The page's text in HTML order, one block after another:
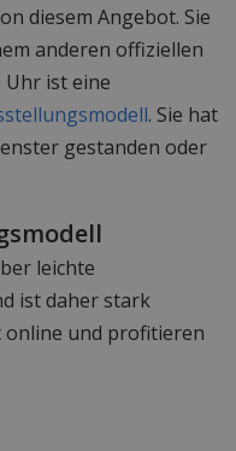
diesem Angebot. Sie
anderen offiziellen
ist eine
. Sie hat
gestanden oder
leichte
ist daher stark
online und profitieren